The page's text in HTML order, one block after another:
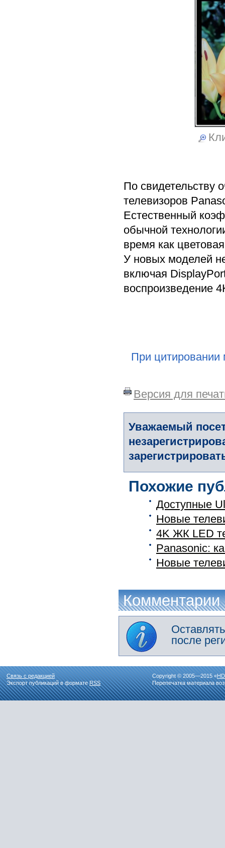
По свидетельству
телевизоров
Естественный
обычной
время как
У новых моделей
включая
воспроизведение
При цитировании
Версия для
Уважаемый
Похожие
Доступные
Новые
4K ЖК LED
Panasonic:
Новые
Комментарии
после
Связь с редакцией
Экспорт публикаций в форматеRSS
Copyright © 2005—2015 «
Перепечатка материала